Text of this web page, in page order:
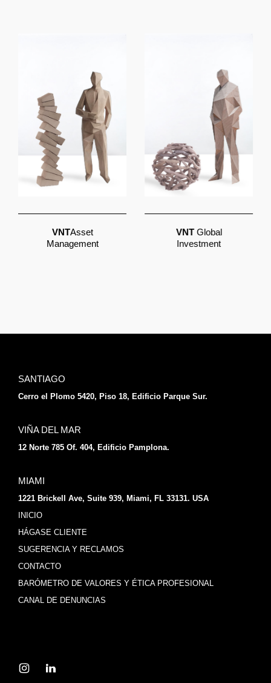
VNTAsset
Management
VNTGlobal
Investment
SANTIAGO
Cerro el Plomo 5420, Piso 18, Edificio Parque Sur.
VIÑA DEL MAR
12 Norte 785 Of. 404, Edificio Pamplona.
MIAMI
1221 Brickell Ave, Suite 939, Miami, FL 33131. USA
INICIO
HÁGASE CLIENTE
SUGERENCIA Y RECLAMOS
CONTACTO
BARÓMETRO DE VALORES Y ÉTICA PROFESIONAL
CANAL DE DENUNCIAS